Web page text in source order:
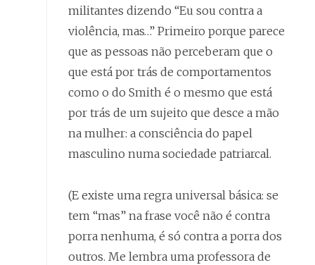
militantes dizendo “Eu sou contra a
violência, mas…” Primeiro porque parece
que as pessoas não perceberam que o
que está por trás de comportamentos
como o do Smith é o mesmo que está
por trás de um sujeito que desce a mão
na mulher: a consciência do papel
masculino numa sociedade patriarcal.
(E existe uma regra universal básica: se
tem “mas” na frase você não é contra
porra nenhuma, é só contra a porra dos
outros. Me lembra uma professora de